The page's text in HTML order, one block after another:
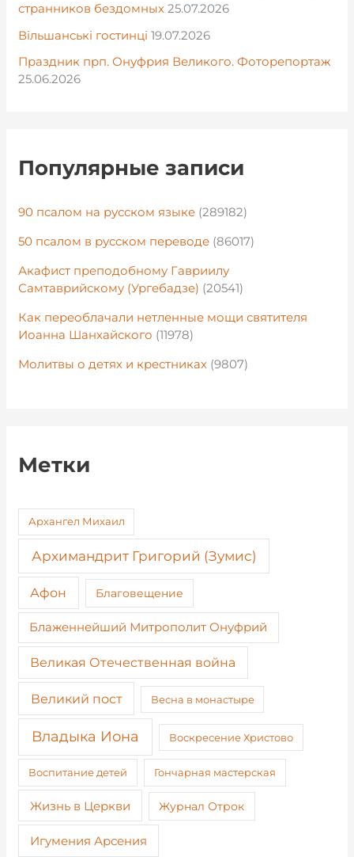
странников бездомных 25.07.2026
Вільшанські гостинці 19.07.2026
Праздник прп. Онуфрия Великого. Фоторепортаж
25.06.2026
Популярные записи
90 псалом на русском языке (289182)
50 псалом в русском переводе (86017)
Акафист преподобному Гавриилу
Самтаврийскому (Ургебадзе) (20541)
Как переоблачали нетленные мощи святителя
Иоанна Шанхайского (11978)
Молитвы о детях и крестниках (9807)
Метки
Архангел Михаил
Архимандрит Григорий (Зумис)
Афон Благовещение
Блаженнейший Митрополит Онуфрий
Великая Отечественная война
Великий пост Весна в монастыре
Владыка Иона Воскресение Христово
Воспитание детей Гончарная мастерская
Жизнь в Церкви Журнал Отрок
Игумения Арсения